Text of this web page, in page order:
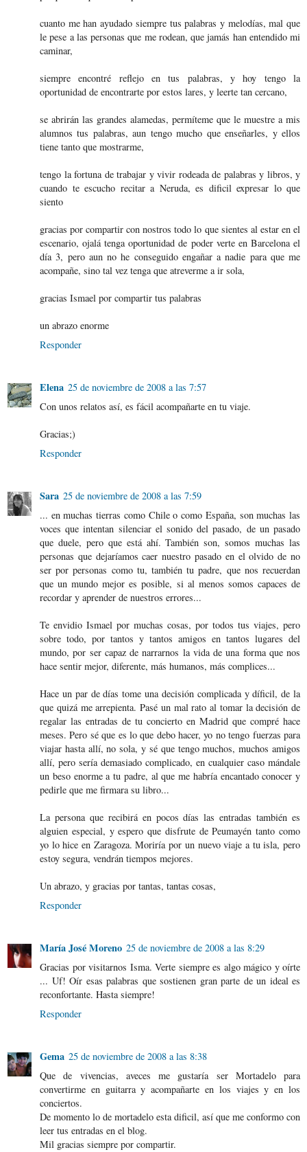
cuanto me han ayudado siempre tus palabras y melodías, mal que
le pese a las personas que me rodean, que jamás han entendido mi
caminar,
siempre encontré reflejo en tus palabras, y hoy tengo la
oportunidad de encontrarte por estos lares, y leerte tan cercano,
se abrirán las grandes alamedas, permíteme que le muestre a mis
alumnos tus palabras, aun tengo mucho que enseñarles, y ellos
tiene tanto que mostrarme,
tengo la fortuna de trabajar y vivir rodeada de palabras y libros, y
cuando te escucho recitar a Neruda, es dificil expresar lo que
siento
gracias por compartir con nostros todo lo que sientes al estar en el
escenario, ojalá tenga oportunidad de poder verte en Barcelona el
día 3, pero aun no he conseguido engañar a nadie para que me
acompañe, sino tal vez tenga que atreverme a ir sola,
gracias Ismael por compartir tus palabras
un abrazo enorme
Responder
Elena 25 de noviembre de 2008 a las 7:57
Con unos relatos así, es fácil acompañarte en tu viaje.
Gracias;)
Responder
Sara 25 de noviembre de 2008 a las 7:59
... en muchas tierras como Chile o como España, son muchas las
voces que intentan silenciar el sonido del pasado, de un pasado
que duele, pero que está ahí. También son, somos muchas las
personas que dejaríamos caer nuestro pasado en el olvido de no
ser por personas como tu, también tu padre, que nos recuerdan
que un mundo mejor es posible, si al menos somos capaces de
recordar y aprender de nuestros errores...
Te envidio Ismael por muchas cosas, por todos tus viajes, pero
sobre todo, por tantos y tantos amigos en tantos lugares del
mundo, por ser capaz de narrarnos la vida de una forma que nos
hace sentir mejor, diferente, más humanos, más complices...
Hace un par de días tome una decisión complicada y díficil, de la
que quizá me arrepienta. Pasé un mal rato al tomar la decisión de
regalar las entradas de tu concierto en Madrid que compré hace
meses. Pero sé que es lo que debo hacer, yo no tengo fuerzas para
viajar hasta allí, no sola, y sé que tengo muchos, muchos amigos
allí, pero sería demasiado complicado, en cualquier caso mándale
un beso enorme a tu padre, al que me habría encantado conocer y
pedirle que me firmara su libro...
La persona que recibirá en pocos días las entradas también es
alguien especial, y espero que disfrute de Peumayén tanto como
yo lo hice en Zaragoza. Moriría por un nuevo viaje a tu isla, pero
estoy segura, vendrán tiempos mejores.
Un abrazo, y gracias por tantas, tantas cosas,
Responder
María José Moreno 25 de noviembre de 2008 a las 8:29
Gracias por visitarnos Isma. Verte siempre es algo mágico y oírte
... Uf! Oír esas palabras que sostienen gran parte de un ideal es
reconfortante. Hasta siempre!
Responder
Gema 25 de noviembre de 2008 a las 8:38
Que de vivencias, aveces me gustaría ser Mortadelo para
convertirme en guitarra y acompañarte en los viajes y en los
conciertos.
De momento lo de mortadelo esta dificil, así que me conformo con
leer tus entradas en el blog.
Mil gracias siempre por compartir.